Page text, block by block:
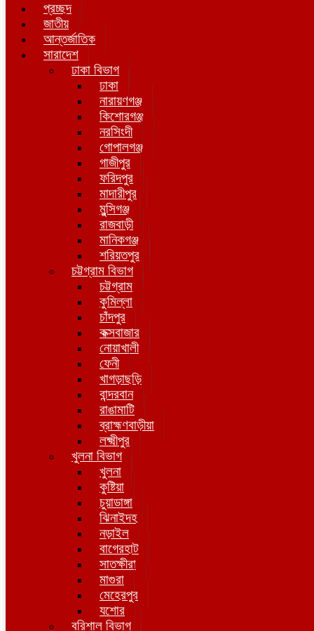
প্রচ্ছদ
জাতীয়
আন্তর্জাতিক
সারাদেশ
ঢাকা বিভাগ
ঢাকা
নারায়ণগঞ্জ
কিশোরগঞ্জ
নরসিংদী
গোপালগঞ্জ
গাজীপুর
ফরিদপুর
মাদারীপুর
মুন্সিগঞ্জ
রাজবাড়ী
মানিকগঞ্জ
শরিয়তপুর
চট্টগ্রাম বিভাগ
চট্টগ্রাম
কুমিল্লা
চাঁদপুর
কক্সবাজার
নোয়াখালী
ফেনী
খাগড়াছড়ি
বান্দরবান
রাঙামাটি
ব্রাহ্মণবাড়ীয়া
লক্ষ্মীপুর
খুলনা বিভাগ
খুলনা
কুষ্টিয়া
চুয়াডাঙ্গা
ঝিনাইদহ
নড়াইল
বাগেরহাট
সাতক্ষীরা
মাগুরা
মেহেরপুর
যশোর
বরিশাল বিভাগ